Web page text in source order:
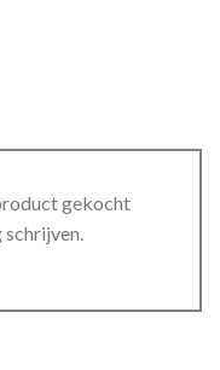
gekocht